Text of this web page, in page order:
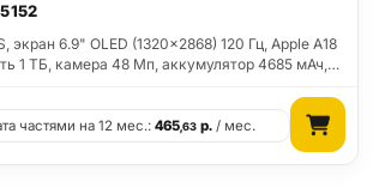
экран 6.9" OLED (1320x2868) 120 Гц, Apple A18
1 ТБ, камера 48 Мп, аккумулятор 4685 мАч,…
частями на 12 мес.:465,63 р. / мес.